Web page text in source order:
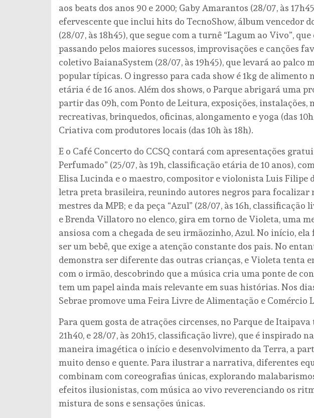
aos beats dos anos 90 e 2000; Gaby Amarantos (28/07, às
efervescente que inclui hits do TecnoShow, álbum vencedor
(28/07, às 18h45), que segue com a turnê “Lagum ao Vivo”,
passando pelos maiores sucessos, improvisações e canções
coletivo BaianaSystem (28/07, às 19h45), que levará ao palco
popular típicas. O ingresso para cada show é 1kg de alimento
etária é de 16 anos. Além dos shows, o Parque abrigará uma
partir das 09h, com Ponto de Leitura, exposições,
recreativas, brinquedos, oficinas, alongamento e yoga (das
Criativa com produtores locais (das 10h às 18h).
E o Café Concerto do CCSQ contará com apresentações
Perfumado” (25/07, às 19h, classificação etária de 10 anos),
Elisa Lucinda e o maestro, compositor e violonista Luis Filipe
letra preta brasileira, reunindo autores negros para focalizar
mestres da MPB; e da peça “Azul” (28/07, às 16h,
e Brenda Villatoro no elenco, gira em torno de Violeta, uma
ansiosa com a chegada de seu irmãozinho, Azul. No início,
ser um bebê, que exige a atenção constante dos pais. No
demonstra ser diferente das outras crianças, e Violeta tenta
com o irmão, descobrindo que a música cria uma ponte de
tem um papel ainda mais relevante em suas histórias. Nos dias
Sebrae promove uma Feira Livre de Alimentação e Comércio
Para quem gosta de atrações circenses, no Parque de Itaipava
21h40, e 28/07, às 20h15, classificação livre), que é inspirado
maneira imagética o início e desenvolvimento da Terra, a
muito denso e quente. Para ilustrar a narrativa, diferentes
combinam com coreografias únicas, explorando
efeitos ilusionistas, com música ao vivo reverenciando os
mistura de sons e sensações únicas.